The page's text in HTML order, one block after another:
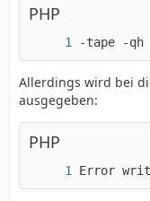
PHP
-tape -qh
Allerdings wird bei
ausgegeben:
PHP
Error